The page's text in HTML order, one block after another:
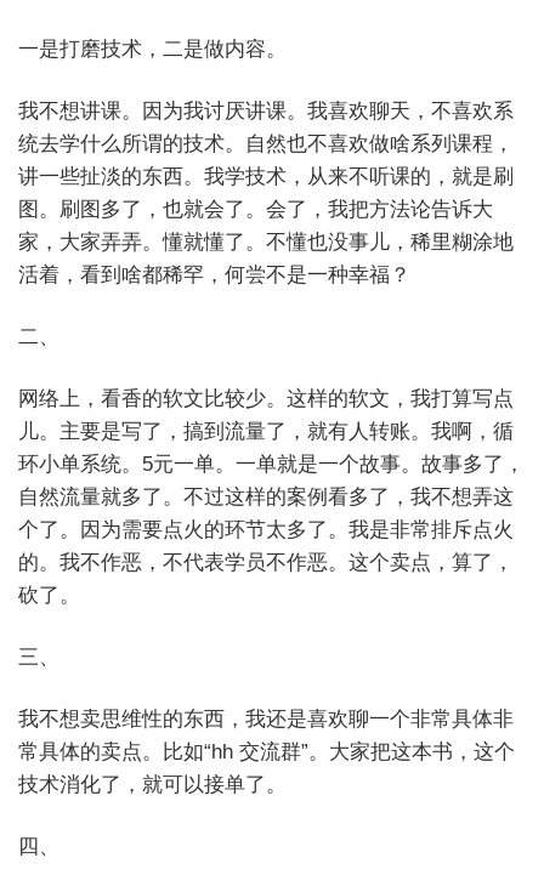
一是打磨技术，二是做内容。
我不想讲课。因为我讨厌讲课。我喜欢聊天，不喜欢系
统去学什么所谓的技术。自然也不喜欢做啥系列课程，
讲一些扯淡的东西。我学技术，从来不听课的，就是刷
图。刷图多了，也就会了。会了，我把方法论告诉大
家，大家弄弄。懂就懂了。不懂也没事儿，稀里糊涂地
活着，看到啥都稀罕，何尝不是一种幸福？
二、
网络上，看香的软文比较少。这样的软文，我打算写点
儿。主要是写了，搞到流量了，就有人转账。我啊，循
环小单系统。5元一单。一单就是一个故事。故事多了，
自然流量就多了。不过这样的案例看多了，我不想弄这
个了。因为需要点火的环节太多了。我是非常排斥点火
的。我不作恶，不代表学员不作恶。这个卖点，算了，
砍了。
三、
我不想卖思维性的东西，我还是喜欢聊一个非常具体非
常具体的卖点。比如“hh 交流群”。大家把这本书，这个
技术消化了，就可以接单了。
四、